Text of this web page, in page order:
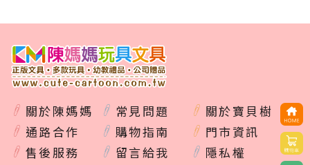
關於陳媽媽 常見問題
關於寶貝樹
通路合作
購物指南
門市資訊
售後服務
留言給我 隱私權